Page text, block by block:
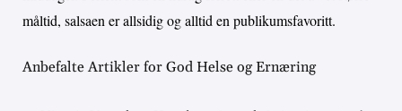
måltid, salsaen er allsidig og alltid en publikumsfavoritt.
Anbefalte Artikler for God Helse og Ernæring